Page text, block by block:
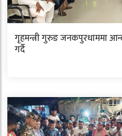
गृहमन्त्री गुरुङ जनकपुरधाममा
गर्दै